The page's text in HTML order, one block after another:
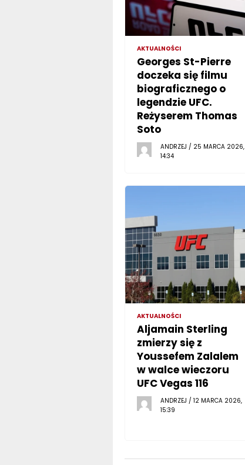
AKTUALNOŚCI
Georges St-Pierre
doczeka się filmu
biograficznego o
legendzie UFC.
Reżyserem Thomas
Soto
ANDRZEJ / 25 MARCA 2026,
14:34
AKTUALNOŚCI
Aljamain Sterling
zmierzy się z
Youssefem Zalalem
w walce wieczoru
UFC Vegas 116
ANDRZEJ / 12 MARCA 2026,
15:39